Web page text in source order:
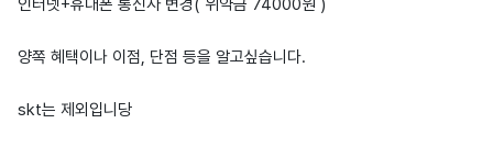
인터넷+휴대폰 통신사 변경( 위약금 74000원 )
양쪽 혜택이나 이점, 단점 등을 알고싶습니다.
skt는 제외입니당